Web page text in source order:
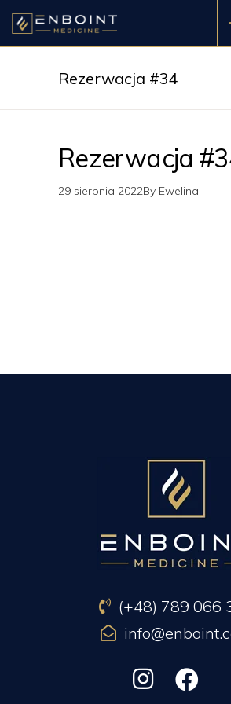
Rezerwacja #34
Rezerwacja
29 sierpnia 2022By Ewelina
(+48) 789 066